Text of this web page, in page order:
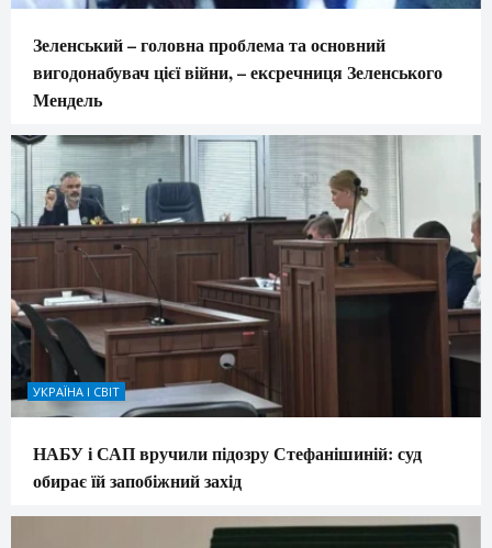
Зеленський – головна проблема та основний
вигодонабувач цієї війни, – ексречниця Зеленського
Мендель
УКРАЇНА І СВІТ
НАБУ і САП вручили підозру Стефанішиній: суд
обирає їй запобіжний захід